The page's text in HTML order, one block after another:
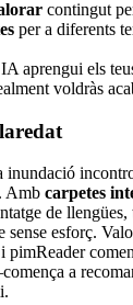
contingut
per a diferents
aprengui els
voldràs
inundació
Amb carpetes
de
sense esforç.
pimReader
a